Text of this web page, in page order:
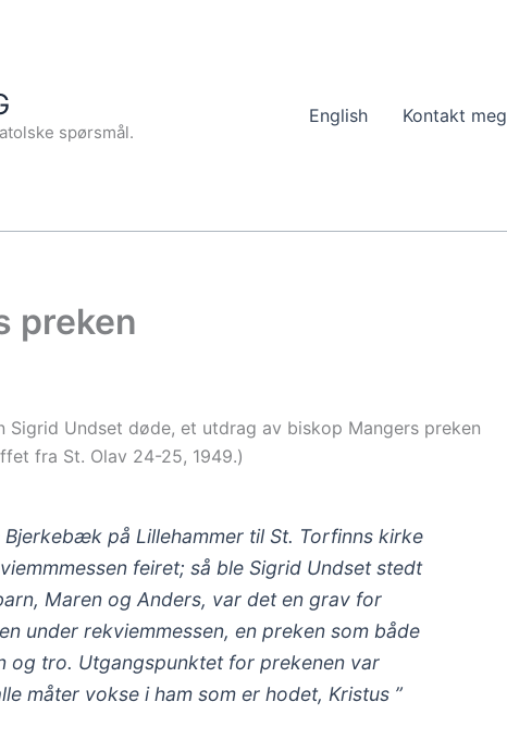
spørsmål.
English Kontakt meg
preken
Undset døde, et utdrag av biskop Mangers preken
fra St. Olav 24-25, 1949.)
på Lillehammer til St. Torfinns kirke
feiret; så ble Sigrid Undset stedt
Maren og Anders, var det en grav for
under rekviemmessen, en preken som både
og tro. Utgangspunktet for prekenen var
måter vokse i ham som er hodet, Kristus ”